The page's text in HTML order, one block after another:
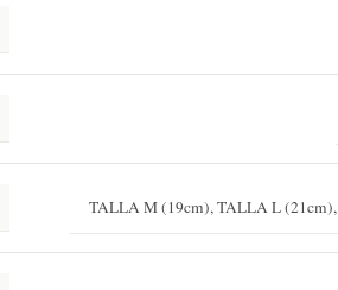
TALLA M (19cm),TALLA L (21cm),